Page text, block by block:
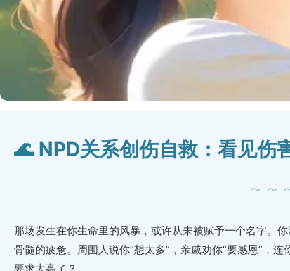
🌊 NPD关系创伤自救：看见伤
～～
那场发生在你生命里的风暴，或许从未被赋予一个名字。
骨髓的疲惫。周围人说你“想太多”，亲戚劝你“要感恩”，